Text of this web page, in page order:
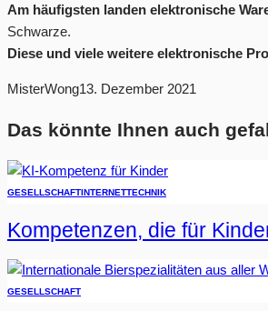
Am häufigsten landen elektronische
Schwarze.
Diese und viele weitere elektronische
MisterWong13. Dezember 2021
Das könnte Ihnen auch
GESELLSCHAFTINTERNETTECHNIK
Kompetenzen, die für
GESELLSCHAFT